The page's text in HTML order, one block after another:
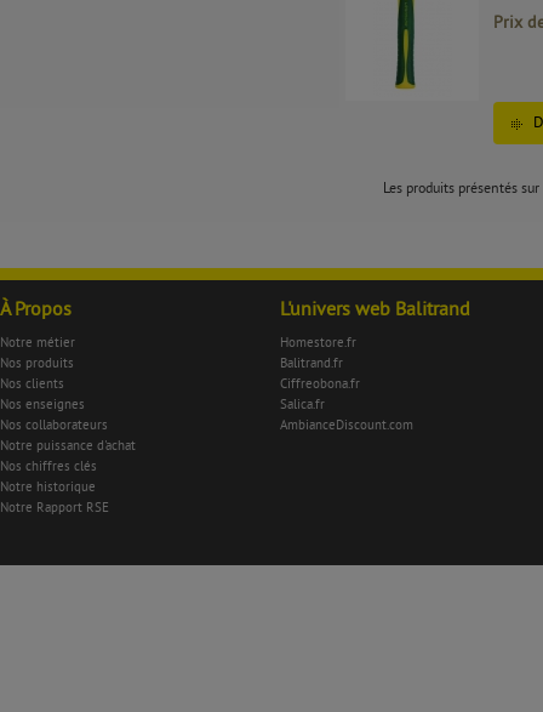
Prix
Les produits présentés
À Propos
Notre métier
Nos produits
Nos clients
Nos enseignes
Nos collaborateurs
Notre puissance d'achat
Nos chiffres clés
Notre historique
Notre Rapport RSE
L'univers web Balitrand
Homestore.fr
Balitrand.fr
Ciffreobona.fr
Salica.fr
AmbianceDiscount.com